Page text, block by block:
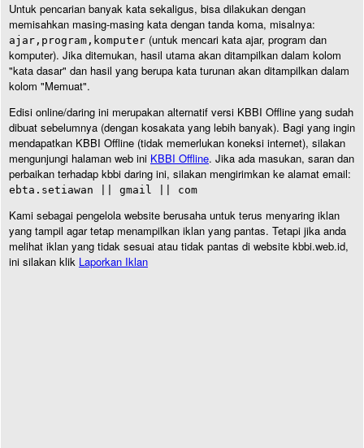
Untuk pencarian banyak kata sekaligus, bisa dilakukan dengan
memisahkan masing-masing kata dengan tanda koma, misalnya:
ajar,program,komputer (untuk mencari kata ajar, program dan
komputer). Jika ditemukan, hasil utama akan ditampilkan dalam kolom
"kata dasar" dan hasil yang berupa kata turunan akan ditampilkan dalam
kolom "Memuat".
Edisi online/daring ini merupakan alternatif versi KBBI Offline yang sudah
dibuat sebelumnya (dengan kosakata yang lebih banyak). Bagi yang ingin
mendapatkan KBBI Offline (tidak memerlukan koneksi internet), silakan
mengunjungi halaman web ini KBBI Offline. Jika ada masukan, saran dan
perbaikan terhadap kbbi daring ini, silakan mengirimkan ke alamat email:
ebta.setiawan || gmail || com
Kami sebagai pengelola website berusaha untuk terus menyaring iklan
yang tampil agar tetap menampilkan iklan yang pantas. Tetapi jika anda
melihat iklan yang tidak sesuai atau tidak pantas di website kbbi.web.id,
ini silakan klik Laporkan Iklan